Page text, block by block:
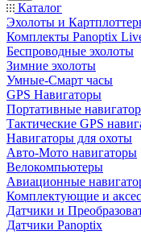
Каталог
Эхолоты и
Комплекты Panoptix
Беспроводные эхолоты
Зимние эхолоты
Умные-Смарт часы
GPS Навигаторы
Портативные
Тактические GPS
Навигаторы для охоты
Авто-Мото навигаторы
Велокомпьютеры
Авиационные
Комплектующие и
Датчики и
Датчики Panoptix